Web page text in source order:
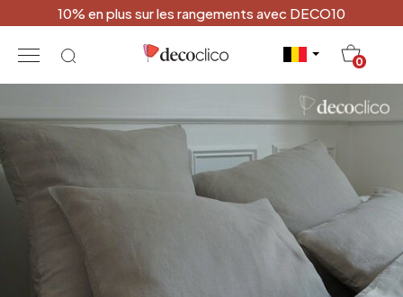
10% en plus sur les rangements avec DECO10
0